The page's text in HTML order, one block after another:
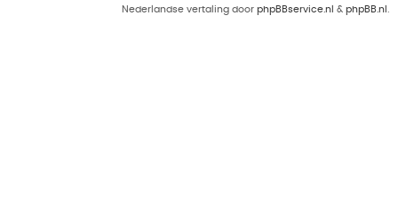
Nederlandse vertaling door phpBBservice.nl & phpBB.nl